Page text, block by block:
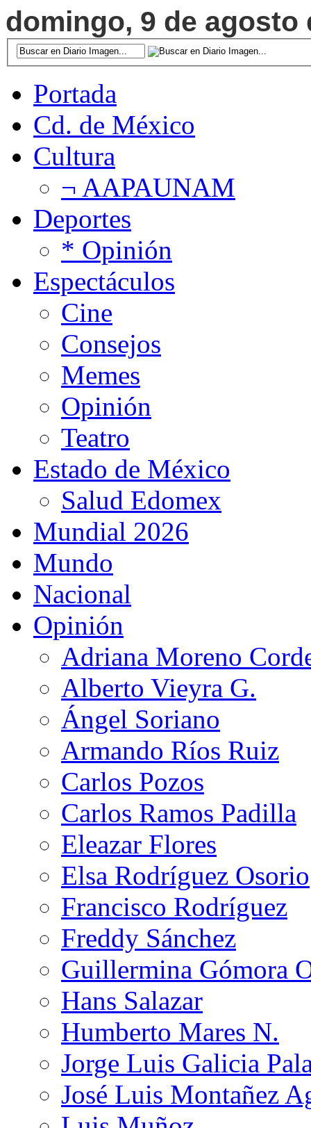
domingo, 9 de agosto
Portada
Cd. de México
Cultura
¬ AAPAUNAM
Deportes
* Opinión
Espectáculos
Cine
Consejos
Memes
Opinión
Teatro
Estado de México
Salud Edomex
Mundial 2026
Mundo
Nacional
Opinión
Adriana Moreno
Alberto Vieyra G.
Ángel Soriano
Armando Ríos Ruiz
Carlos Pozos
Carlos Ramos Padilla
Eleazar Flores
Elsa Rodríguez Osorio
Francisco Rodríguez
Freddy Sánchez
Guillermina Gómora
Hans Salazar
Humberto Mares N.
Jorge Luis Galicia
José Luis Montañez